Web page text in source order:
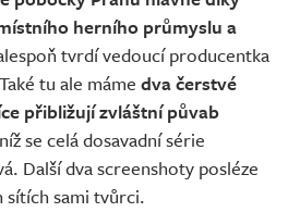
herního průmyslu a
tvrdí vedoucí producentka
tu ale máme dva čerstvé
přibližují zvláštní půvab
se celá dosavadní série
Další dva screenshoty posléze
sítích sami tvůrci.